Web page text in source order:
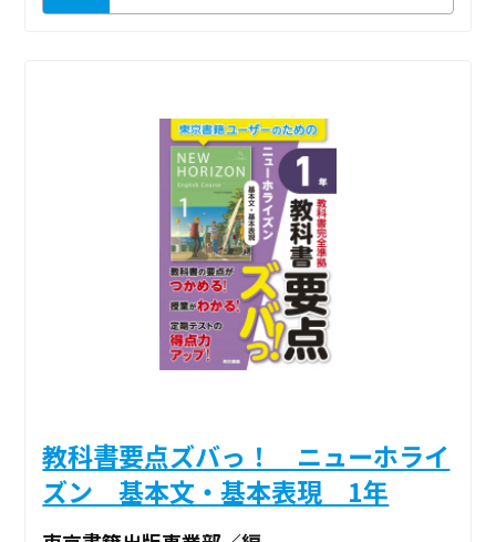
教科書要点ズバっ！ ニューホライ
ズン 基本文・基本表現 1年